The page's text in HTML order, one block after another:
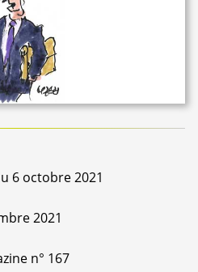
6 octobre 2021
2021
n° 167